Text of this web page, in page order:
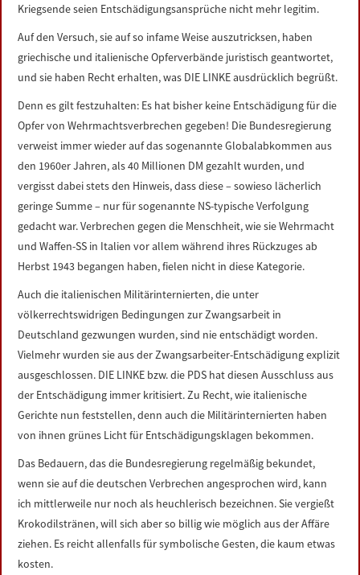
Kriegsende seien Entschädigungsansprüche nicht mehr legitim.
Auf den Versuch, sie auf so infame Weise auszutricksen, haben
griechische und italienische Opferverbände juristisch geantwortet,
und sie haben Recht erhalten, was DIE LINKE ausdrücklich begrüßt.
Denn es gilt festzuhalten: Es hat bisher keine Entschädigung für die
Opfer von Wehrmachtsverbrechen gegeben! Die Bundesregierung
verweist immer wieder auf das sogenannte Globalabkommen aus
den 1960er Jahren, als 40 Millionen DM gezahlt wurden, und
vergisst dabei stets den Hinweis, dass diese – sowieso lächerlich
geringe Summe – nur für sogenannte NS-typische Verfolgung
gedacht war. Verbrechen gegen die Menschheit, wie sie Wehrmacht
und Waffen-SS in Italien vor allem während ihres Rückzuges ab
Herbst 1943 begangen haben, fielen nicht in diese Kategorie.
Auch die italienischen Militärinternierten, die unter
völkerrechtswidrigen Bedingungen zur Zwangsarbeit in
Deutschland gezwungen wurden, sind nie entschädigt worden.
Vielmehr wurden sie aus der Zwangsarbeiter-Entschädigung explizit
ausgeschlossen. DIE LINKE bzw. die PDS hat diesen Ausschluss aus
der Entschädigung immer kritisiert. Zu Recht, wie italienische
Gerichte nun feststellen, denn auch die Militärinternierten haben
von ihnen grünes Licht für Entschädigungsklagen bekommen.
Das Bedauern, das die Bundesregierung regelmäßig bekundet,
wenn sie auf die deutschen Verbrechen angesprochen wird, kann
ich mittlerweile nur noch als heuchlerisch bezeichnen. Sie vergießt
Krokodilstränen, will sich aber so billig wie möglich aus der Affäre
ziehen. Es reicht allenfalls für symbolische Gesten, die kaum etwas
kosten.